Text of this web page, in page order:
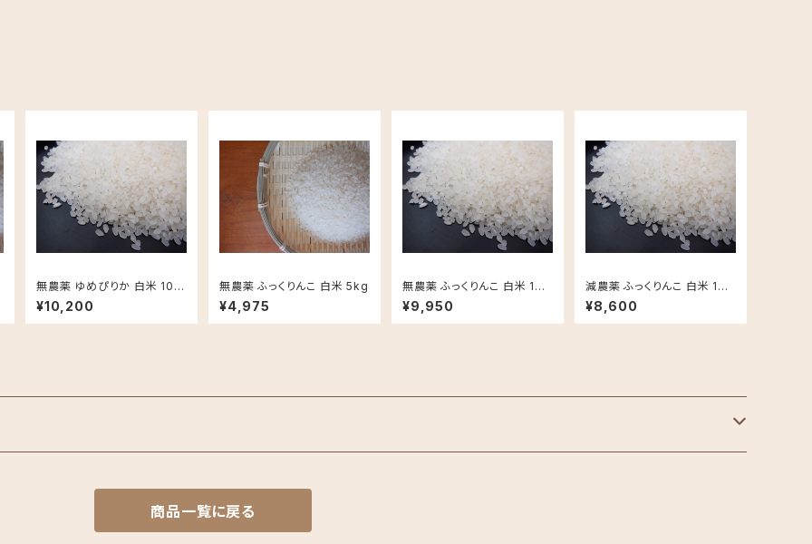
無農薬 ゆめぴりか 白米 10k
g
¥10,200
無農薬 ふっくりんこ 白米 5kg
¥4,975
無農薬 ふっくりんこ 白米 10k
g
¥9,950
減農薬 ふっくりんこ 白米 10k
g
¥8,600
商品一覧に戻る